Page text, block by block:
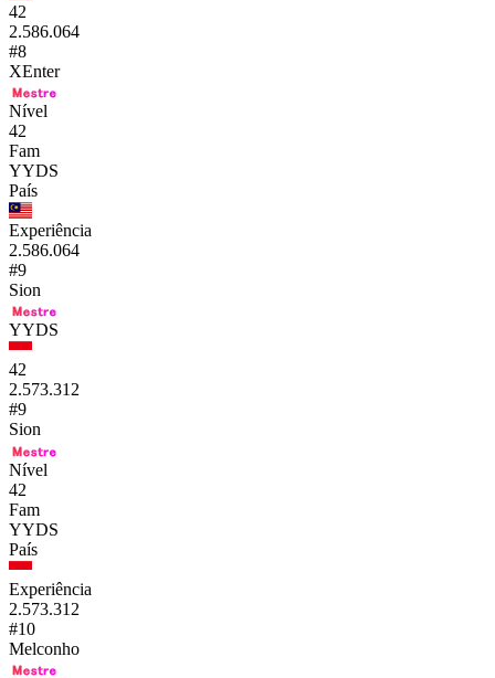
42
2.586.064
#8
XEnter
Nível
42
Fam
YYDS
País
Experiência
2.586.064
#9
Sion
YYDS
42
2.573.312
#9
Sion
Nível
42
Fam
YYDS
País
Experiência
2.573.312
#10
Melconho